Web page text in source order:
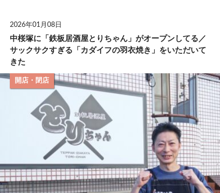
2026年01月08日
中桜塚に「鉄板居酒屋とりちゃん」がオープンしてる／
サックサクすぎる「カダイフの羽衣焼き」をいただいて
きた
開店・閉店